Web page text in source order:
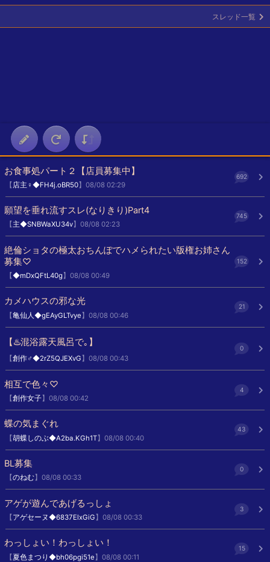
スレッド一覧
お食事処パート２【店員募集中】
【 店主♀◆FH4j.oBR50】08/08 02:29
692
願望を垂れ流すスレ(なりきり)Part4
【 主◆SNBWaXU34v】08/08 02:23
745
絶倫ショタの極太おちんぽでハメられたい版権お姉さん
募集♡
【◆mDxQFtL40g】08/08 00:49
152
カメハウスの邪な光
【亀仙人◆gEAyGLTvye】08/08 00:46
21
【♨️混浴露天風呂で｡】
【創作♂◆2rZ5QJEXvG 】08/08 00:43
0
相互で色々♡
【創作女子】08/08 00:42
4
蝶の気まぐれ
【胡蝶しのぶ◆A2ba.KGh1T】08/08 00:40
43
BL募集
【のねむ】08/08 00:33
0
アゲが遊んであげるっしょ
【 アゲセーヌ◆6837ElxGiG】08/08 00:33
3
わっしょい！わっしょい！
【 夏色まつり◆bh06pgi51e】08/08 00:11
15